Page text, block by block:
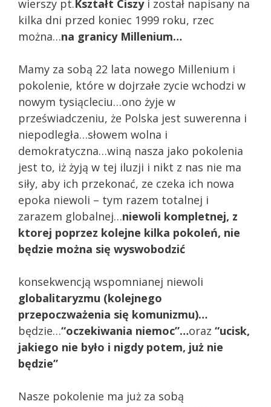
wierszy pt. Kształt Ciszyi został napisany na
kilka dni przed koniec 1999 roku, rzec
można…na granicy Millenium…
Mamy za sobą 22 lata nowego Millenium i
pokolenie, które w dojrzałe zycie wchodzi w
nowym tysiącleciu…ono żyje w
przeświadczeniu, że Polska jest suwerenna i
niepodległa…słowem wolna i
demokratyczna…winą nasza jako pokolenia
jest to, iż żyją w tej iluzji i nikt z nas nie ma
siły, aby ich przekonać, ze czeka ich nowa
epoka niewoli – tym razem totalnej i
zarazem globalnej…niewoli kompletnej, z
ktorej poprzez kolejne kilka pokoleń, nie
będzie można się wyswobodzić
konsekwencją wspomnianej niewoli
globalitaryzmu (kolejnego
przepoczważenia się komunizmu)…
będzie…“oczekiwania niemoc”…oraz “ucisk,
jakiego nie było i nigdy potem, już nie
będzie”
Nasze pokolenie ma już za sobą